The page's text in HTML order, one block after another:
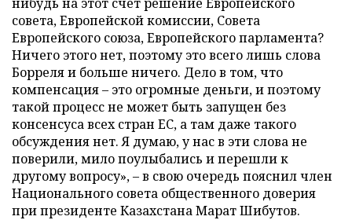
совета, Европейской комиссии, Совета
Европейского союза, Европейского парламента?
Ничего этого нет, поэтому это всего лишь слова
Борреля и больше ничего. Дело в том, что
компенсация – это огромные деньги, и поэтому
такой процесс не может быть запущен без
консенсуса всех стран ЕС, а там даже такого
обсуждения нет. Я думаю, у нас в эти слова не
поверили, мило поулыбались и перешли к
другому вопросу», – в свою очередь пояснил член
Национального совета общественного доверия
при президенте Казахстана Марат Шибутов.